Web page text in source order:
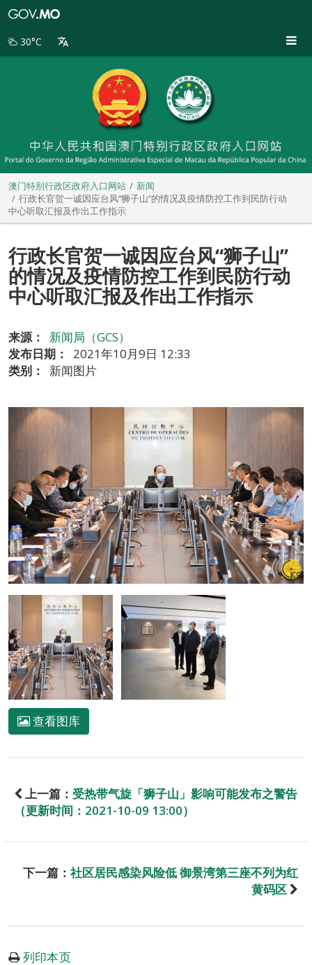
别
30°C
澳门特别行政区政府入口网站
新闻
行政长官贺一诚因应台风“狮子山”的情况及疫情防控工作到民防行动
中心听取汇报及作出工作指示
行政长官贺一诚因应台风“狮子山”
的情况及疫情防控工作到民防行动
中心听取汇报及作出工作指示
来源：
新闻局（GCS）
发布日期：
2021年10月9日 12:33
类别：
新闻图片
查看图库
上一篇： 受热带气旋「狮子山」影响可能发布之警告
（更新时间：2021-10-09 13:00）
下一篇： 社区居民感染风险低 御景湾第三座不列为红
黄码区
列印本页